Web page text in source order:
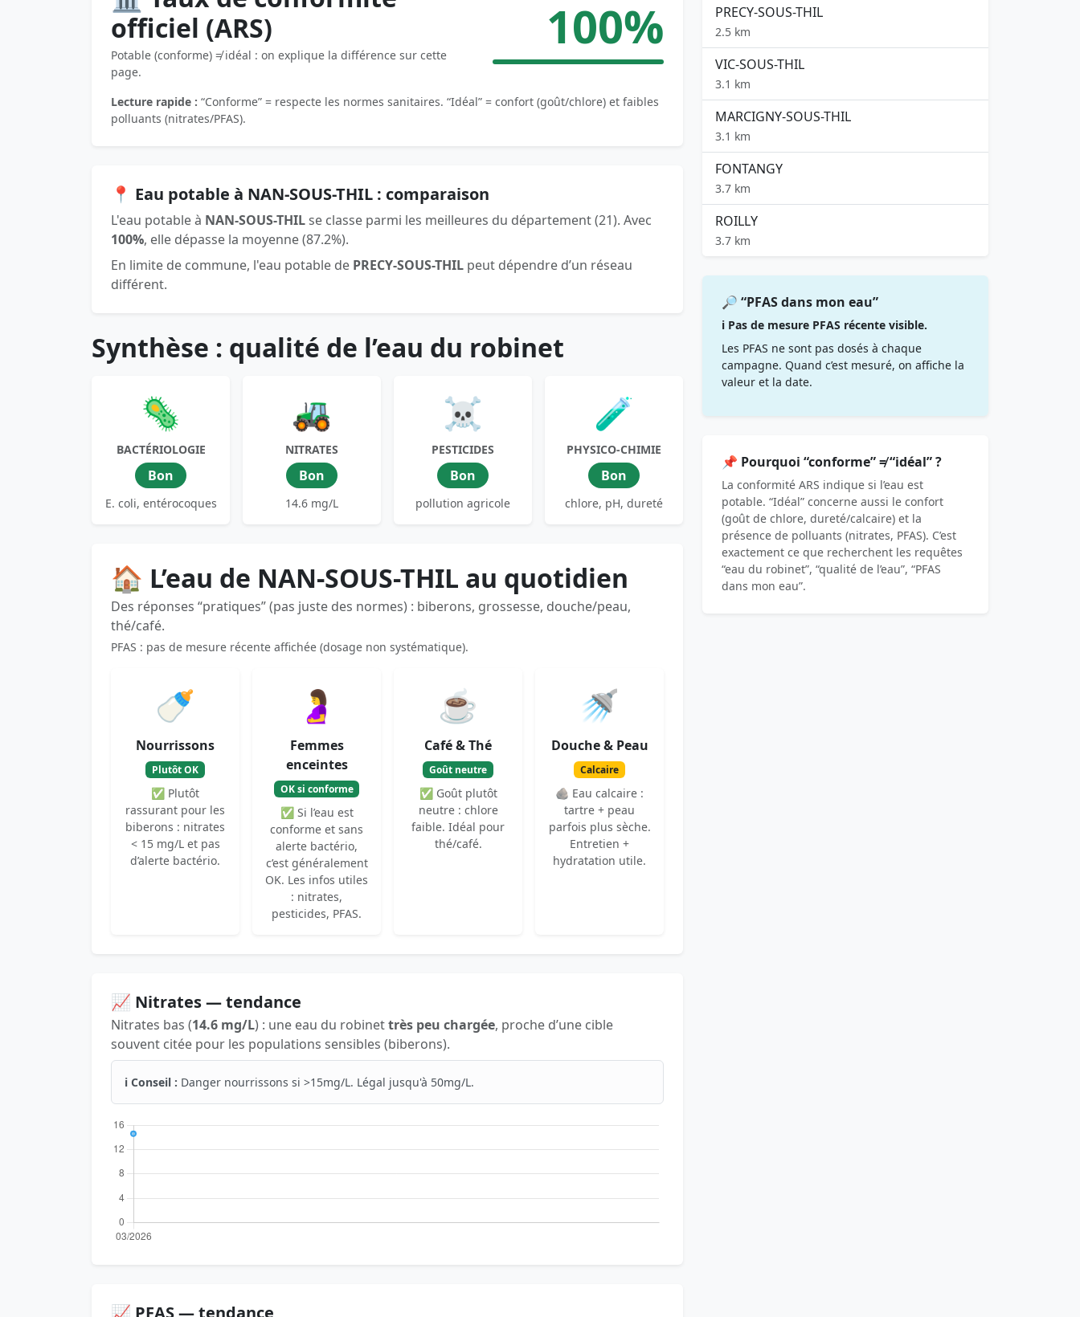
officiel (ARS)
Potable (conforme) ≠ idéal : on explique la différence sur cette
page.
100%
Lecture rapide : “Conforme” = respecte les normes sanitaires. “Idéal” = confort (goût/chlore) et faibles
polluants (nitrates/PFAS).
📍 Eau potable à NAN-SOUS-THIL : comparaison
L'eau potable à NAN-SOUS-THILse classe parmi les meilleures du département (21). Avec
100%, elle dépasse la moyenne (87.2%).
En limite de commune, l'eau potable de PRECY-SOUS-THIL peut dépendre d’un réseau
différent.
Synthèse : qualité de l’eau du robinet
🦠
BACTÉRIOLOGIE
Bon
E. coli, entérocoques
🚜
NITRATES
Bon
14.6 mg/L
☠️
PESTICIDES
Bon
pollution agricole
🧪
PHYSICO-CHIMIE
Bon
chlore, pH, dureté
🏠 L’eau de NAN-SOUS-THIL au quotidien
Des réponses “pratiques” (pas juste des normes) : biberons, grossesse, douche/peau,
thé/café.
PFAS : pas de mesure récente affichée (dosage non systématique).
🍼
Nourrissons
Plutôt OK
✅ Plutôt
rassurant pour les
biberons : nitrates
< 15 mg/L et pas
d’alerte bactério.
🤰
Femmes
enceintes
OK si conforme
✅ Si l’eau est
conforme et sans
alerte bactério,
c’est généralement
OK. Les infos utiles
: nitrates,
pesticides, PFAS.
☕
Café & Thé
Goût neutre
✅ Goût plutôt
neutre : chlore
faible. Idéal pour
thé/café.
🚿
Douche & Peau
Calcaire
🪨 Eau calcaire :
tartre + peau
parfois plus sèche.
Entretien +
hydratation utile.
📈 Nitrates — tendance
Nitrates bas (14.6 mg/L) : une eau du robinettrès peu chargée, proche d’une cible
souvent citée pour les populations sensibles (biberons).
ℹ️ Conseil : Danger nourrissons si >15mg/L. Légal jusqu'à 50mg/L.
📈 PFAS — tendance
PRECY-SOUS-THIL
2.5 km
VIC-SOUS-THIL
3.1 km
MARCIGNY-SOUS-THIL
3.1 km
FONTANGY
3.7 km
ROILLY
3.7 km
🔎 “PFAS dans mon eau”
ℹ️ Pas de mesure PFAS récente visible.
Les PFAS ne sont pas dosés à chaque
campagne. Quand c’est mesuré, on affiche la
valeur et la date.
📌 Pourquoi “conforme” ≠ “idéal” ?
La conformité ARS indique si l’eau est
potable. “Idéal” concerne aussi le confort
(goût de chlore, dureté/calcaire) et la
présence de polluants (nitrates, PFAS). C’est
exactement ce que recherchent les requêtes
“eau du robinet”, “qualité de l’eau”, “PFAS
dans mon eau”.